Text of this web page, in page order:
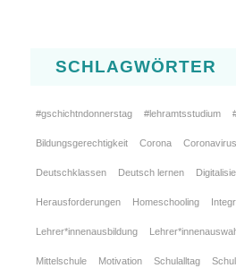
SCHLAGWÖRTER
#gschichtndonnerstag #lehramtsstudium
Bildungsgerechtigkeit Corona Coronavirus
Deutschklassen Deutsch lernen
Herausforderungen Homeschooling
Lehrer*innenausbildung
Mittelschule Motivation Schulalltag